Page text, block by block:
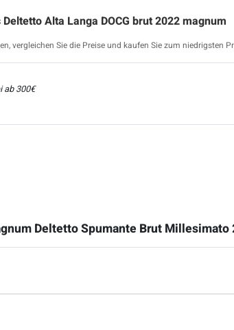
Alta Langa DOCG brut 2022 magnum
vergleichen Sie die Preise und kaufen Sie zum niedrigsten
ab 300€
Deltetto Spumante Brut Millesimato